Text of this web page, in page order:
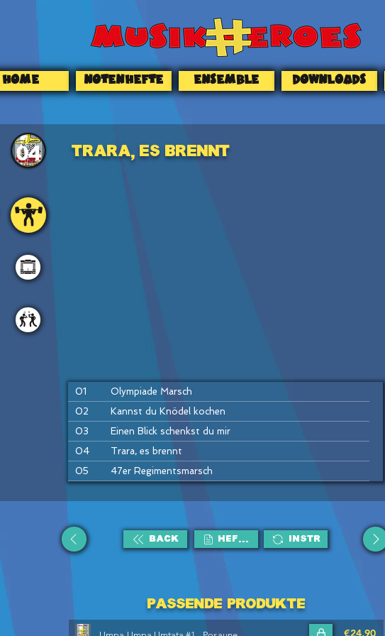
HOME NOTENHEFTE ENSEMBLE DOWNLOADS
04 Trara, es brennt
01
Olympiade Marsch
02
Kannst du Knödel kochen
03
Einen Blick schenkst du mir
04
Trara, es brennt
05
47er Regimentsmarsch
08
Morgenblüten
09
Schneewalzer
Böhmischer Traum
BACK HEFTE Instr
Passende Produkte
€24,90